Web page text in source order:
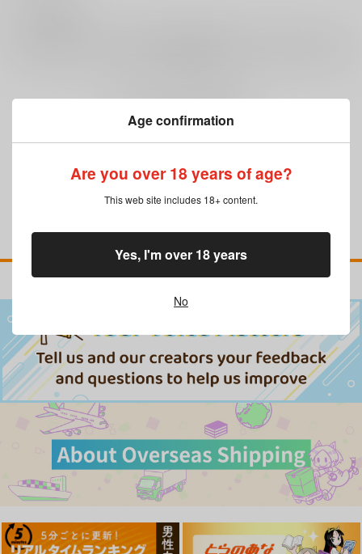
Age confirmation
Are you over 18 years of age?
This web site includes 18+ content.
No
Yes, I'm over 18 years